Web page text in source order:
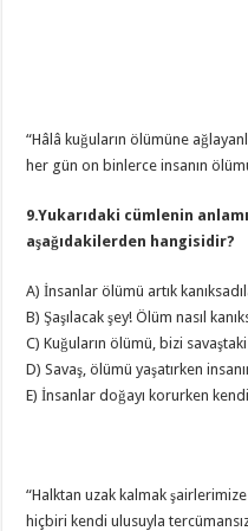
“Hâlâ kuğuların ölümüne
her gün on binlerce insanın
9.Yukarıdaki cümlenin
aşağıdakilerden hangisidir?
A) İnsanlar ölümü artık
B) Şaşılacak şey! Ölüm nasıl
C) Kuğuların ölümü, bizi
D) Savaş, ölümü yaşatırken
E) İnsanlar doğayı korurken
“Halktan uzak kalmak
hiçbiri kendi ulusuyla